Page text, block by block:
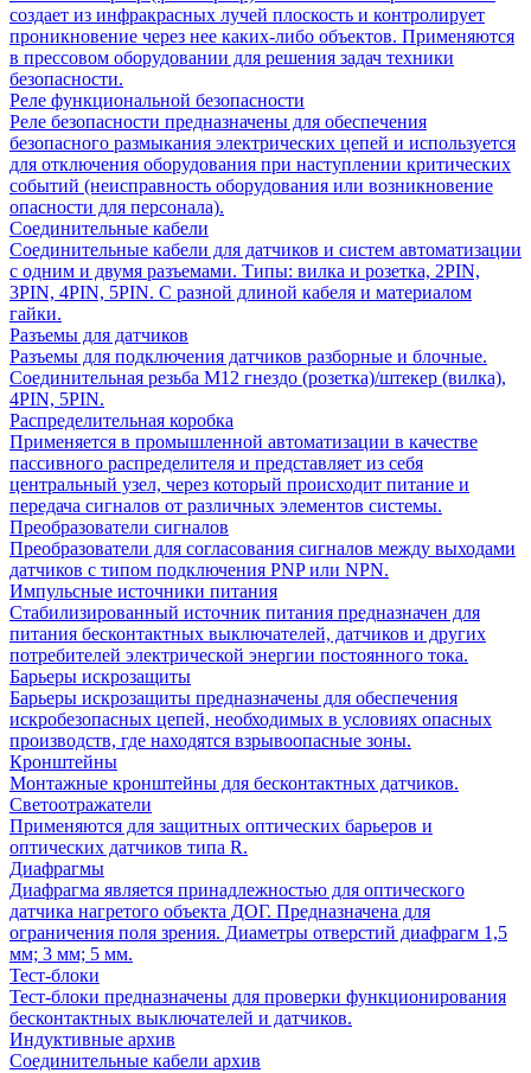
создает из инфракрасных лучей плоскость и контролирует
проникновение через нее каких-либо объектов. Применяются
в прессовом оборудовании для решения задач техники
безопасности.
Реле функциональной безопасности
Реле безопасности предназначены для обеспечения
безопасного размыкания электрических цепей и используется
для отключения оборудования при наступлении критических
событий (неисправность оборудования или возникновение
опасности для персонала).
Соединительные кабели
Соединительные кабели для датчиков и систем автоматизации
с одним и двумя разъемами. Типы: вилка и розетка, 2PIN,
3PIN, 4PIN, 5PIN. С разной длиной кабеля и материалом
гайки.
Разъемы для датчиков
Разъемы для подключения датчиков разборные и блочные.
Соединительная резьба М12 гнездо (розетка)/штекер (вилка),
4PIN, 5PIN.
Распределительная коробка
Применяется в промышленной автоматизации в качестве
пассивного распределителя и представляет из себя
центральный узел, через который происходит питание и
передача сигналов от различных элементов системы.
Преобразователи сигналов
Преобразователи для согласования сигналов между выходами
датчиков с типом подключения PNP или NPN.
Импульсные источники питания
Стабилизированный источник питания предназначен для
питания бесконтактных выключателей, датчиков и других
потребителей электрической энергии постоянного тока.
Барьеры искрозащиты
Барьеры искрозащиты предназначены для обеспечения
искробезопасных цепей, необходимых в условиях опасных
производств, где находятся взрывоопасные зоны.
Кронштейны
Монтажные кронштейны для бесконтактных датчиков.
Светоотражатели
Применяются для защитных оптических барьеров и
оптических датчиков типа R.
Диафрагмы
Диафрагма является принадлежностью для оптического
датчика нагретого объекта ДОГ. Предназначена для
ограничения поля зрения. Диаметры отверстий диафрагм 1,5
мм; 3 мм; 5 мм.
Тест-блоки
Тест-блоки предназначены для проверки функционирования
бесконтактных выключателей и датчиков.
Индуктивные архив
Соединительные кабели архив